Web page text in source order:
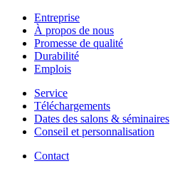
Entreprise
À propos de nous
Promesse de qualité
Durabilité
Emplois
Service
Téléchargements
Dates des salons & séminaires
Conseil et personnalisation
Contact